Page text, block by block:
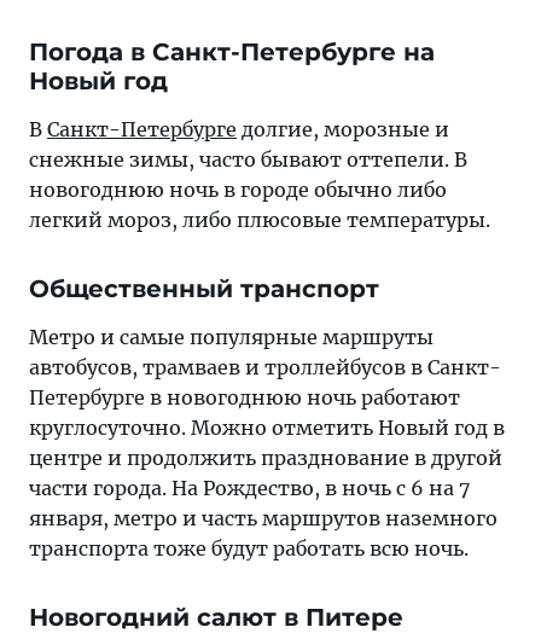
Погода в Санкт-Петербурге на
Новый год
В Санкт-Петербурге долгие, морозные и
снежные зимы, часто бывают оттепели. В
новогоднюю ночь в городе обычно либо
легкий мороз, либо плюсовые температуры.
Общественный транспорт
Метро и самые популярные маршруты
автобусов, трамваев и троллейбусов в Санкт-
Петербурге в новогоднюю ночь работают
круглосуточно. Можно отметить Новый год в
центре и продолжить празднование в другой
части города. На Рождество, в ночь с 6 на 7
января, метро и часть маршрутов наземного
транспорта тоже будут работать всю ночь.
Новогодний салют в Питере